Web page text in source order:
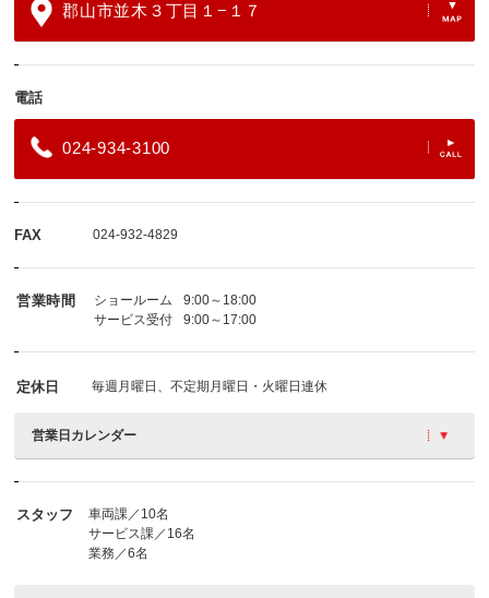
郡山市並木３丁目１−１７
電話
024-934-3100
FAX 024-932-4829
営業時間 ショールーム
9:00～18:00
サービス受付
9:00～17:00
定休日 毎週月曜日、不定期月曜日・火曜日連休
営業日カレンダー
スタッフ
車両課／10名
サービス課／16名
業務／6名